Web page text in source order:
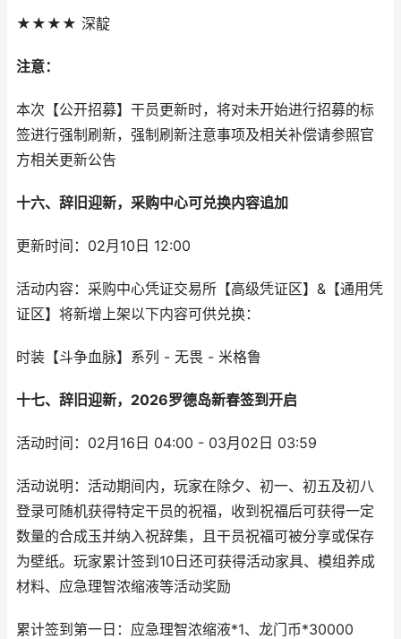
★★★★ 深靛
注意：
本次【公开招募】干员更新时，将对未开始进行招募的标
签进行强制刷新，强制刷新注意事项及相关补偿请参照官
方相关更新公告
十六、辞旧迎新，采购中心可兑换内容追加
更新时间：02月10日 12:00
活动内容：采购中心凭证交易所【高级凭证区】&【通用凭
证区】将新增上架以下内容可供兑换：
时装【斗争血脉】系列 - 无畏 - 米格鲁
十七、辞旧迎新，2026罗德岛新春签到开启
活动时间：02月16日 04:00 - 03月02日 03:59
活动说明：活动期间内，玩家在除夕、初一、初五及初八
登录可随机获得特定干员的祝福，收到祝福后可获得一定
数量的合成玉并纳入祝辞集，且干员祝福可被分享或保存
为壁纸。玩家累计签到10日还可获得活动家具、模组养成
材料、应急理智浓缩液等活动奖励
累计签到第一日：应急理智浓缩液*1、龙门币*30000